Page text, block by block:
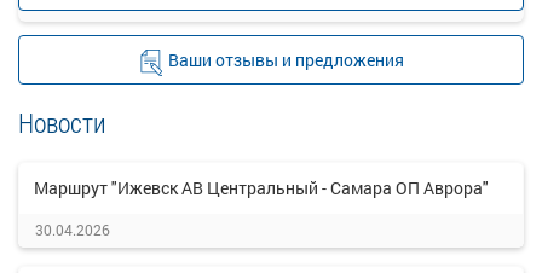
Ваши отзывы и предложения
Новости
Маршрут "Ижевск АВ Центральный - Самара ОП Аврора"
30.04.2026